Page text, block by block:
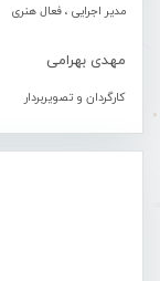
مدیر اجرایی ، فعال هنری
مهدی بهرامی
کارگردان و تصویربردار